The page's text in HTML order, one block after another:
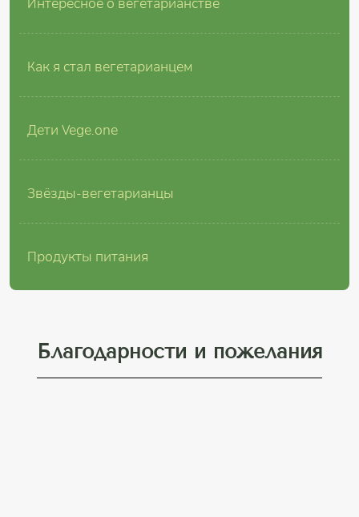
Интересное о вегетарианстве
Как я стал вегетарианцем
Дети Vege.one
Звёзды-вегетарианцы
Продукты питания
Благодарности и пожелания